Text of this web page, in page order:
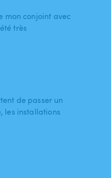
mon conjoint avec
très
de passer un
les installations